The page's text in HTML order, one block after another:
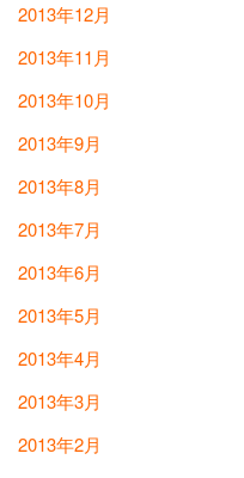
2013年12月
2013年11月
2013年10月
2013年9月
2013年8月
2013年7月
2013年6月
2013年5月
2013年4月
2013年3月
2013年2月